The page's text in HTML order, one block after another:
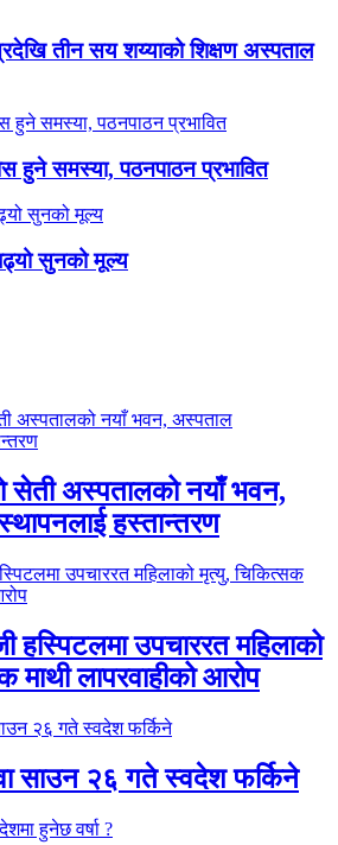
तीन सय शय्याको शिक्षण अस्पताल
हुने समस्या, पठनपाठन प्रभावित
सुनको मूल्य
सेती अस्पतालको नयाँ भवन,
हस्तान्तरण
हस्पिटलमा उपचाररत महिलाको
माथी लापरवाहीको आरोप
साउन २६ गते स्वदेश फर्किने